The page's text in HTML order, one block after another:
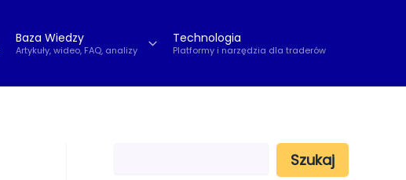
Baza Wiedzy
Artykuły, wideo, FAQ, analizy
Technologia
Platformy i narzędzia dla traderów
Szukaj